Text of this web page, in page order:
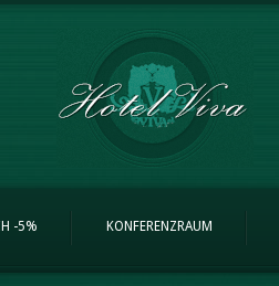
-5% KONFERENZRAUM